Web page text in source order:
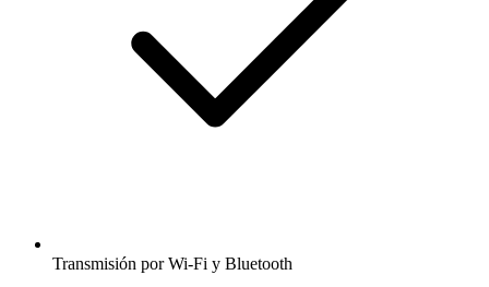
Transmisión por Wi-Fi y Bluetooth